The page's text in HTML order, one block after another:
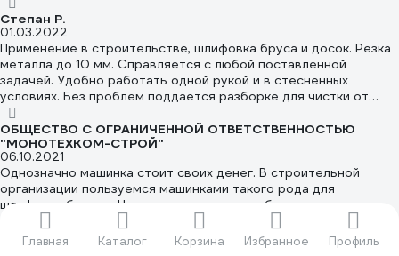
Главная Каталог Корзина Избранное Профиль
там много, это хорошо. Мягкая кнопка включения. За свои
деньги достойный инструмент.
Степан Р.
01.03.2022
Применение в строительстве, шлифовка бруса и досок. Резка
металла до 10 мм. Справляется с любой поставленной
задачей. Удобно работать одной рукой и в стесненных
условиях. Без проблем поддается разборке для чистки от
древесной пыли. К недочетам можно отнести отсутствие
регулировки оборотов.
ОБЩЕСТВО С ОГРАНИЧЕННОЙ ОТВЕТСТВЕННОСТЬЮ
"МОНОТЕХКОМ-СТРОЙ"
06.10.2021
Однозначно машинка стоит своих денег. В строительной
организации пользуемся машинками такого рода для
шлифовки бетона. Что только не перепробовали, пока не
ничего не сломалось, только замена щёток. Цена - качество,